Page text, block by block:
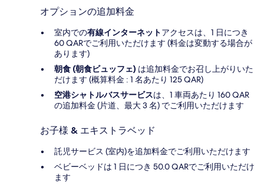
オプションの追加料金
室内での有線インターネットアクセスは、1 日につき
60 QARでご利用いただけます (料金は変動する場合が
あります)
朝食 (朝食ビュッフェ) は追加料金でお召し上がりいた
だけます (概算料金 : 1 名あたり 125 QAR)
空港シャトルバスサービスは、1 車両あたり 160 QAR
の追加料金 (片道、最大 3 名) でご利用いただけます
お子様 & エキストラベッド
託児サービス (室内)を追加料金でご利用いただけます
ベビーベッドは 1 日につき 50.0 QARでご利用いただけ
ます